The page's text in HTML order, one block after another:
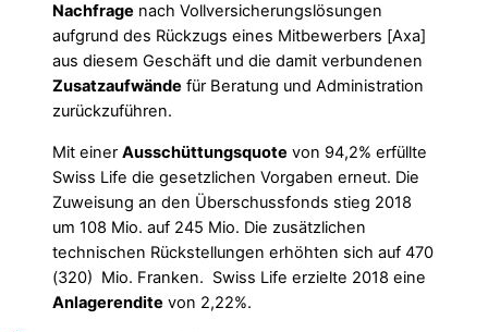
Nachfrage nach Vollversicherungslösungen
aufgrund des Rückzugs eines Mitbewerbers [Axa]
aus diesem Geschäft und die damit verbundenen
Zusatzaufwände für Beratung und Administration
zurückzuführen.
Mit einer Ausschüttungsquote von 94,2% erfüllte
Swiss Life die gesetzlichen Vorgaben erneut. Die
Zuweisung an den Überschussfonds stieg 2018
um 108 Mio. auf 245 Mio. Die zusätzlichen
technischen Rückstellungen erhöhten sich auf 470
(320) Mio. Franken. Swiss Life erzielte 2018 eine
Anlagerendite von 2,22%.